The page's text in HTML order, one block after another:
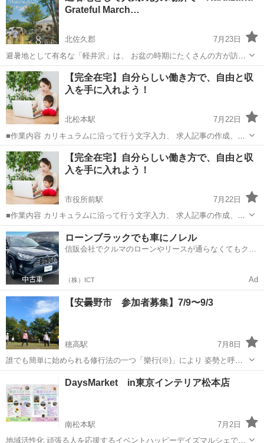
Grateful March…
北佐久郡
7月23日
避暑地として有名な「軽井沢」は、 お盆の時期にたくさんの方が訪れ
る人気の観光地でもあります。 そんな軽井沢で開催するイベントに出
店することになりました！ 🌴Karuizawa Grateful Marche🌴...
長野 北佐久郡 ワークショップ わんちゃん
【完全在宅】自分らしい働き方で、自由と収
入を手に入れよう！
北松本駅
7月22日
■作業内容 カリキュラムに沿って行う文字入力、 求人記事の作成、お
問い合わせ対応、 SNS運営などを担当していただきます。 ・未経験の
方でも安心して始められます ・作業量に応じて報 酬アップが見込めま
す ...
長野 松本市 北松本駅 ワークショップ ペース
【完全在宅】自分らしい働き方で、自由と収
入を手に入れよう！
市役所前駅
7月22日
■作業内容 カリキュラムに沿って行う文字入力、 求人記事の作成、お
問い合わせ対応、 SNS運営などを担当していただきます。 ・未経験の
方でも安心して始められます ・作業量に応じて報 酬アップが見込めま
す ...
長野 長野市 市役所前駅 ワークショップ
ローンブラックでも車にノレル
信販会社でクルマのローンやリースが通らなくてもクル
（株）ICT Ad
【安曇野市 参加者募集】7/9〜9/3
穂高駅
7月8日
誰でも簡単に始められる修行法の一つ「樂行(※)」により 姿勢と呼吸
を通して心と体が整っていきます。 本当に振り回されない 自分軸を作
っていきませんか？ こんな方にオススメ □夜中に目が覚める □胃腸が
弱い...
ワークショップ 会場
DaysMarket in東京インテリア松本店
南松本駅
7月2日
地域活性化 頑張る人を応援するイベントハッピーデイズマルシェで